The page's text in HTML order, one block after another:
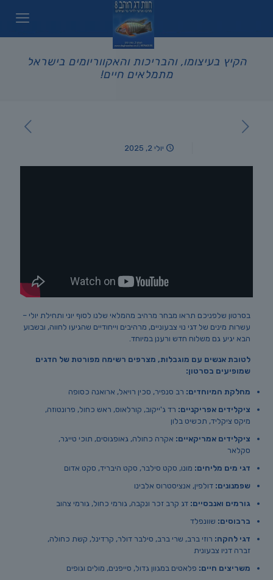
הקיץ בעיצומו, והבריכות והאקווריומים בישראל
מתמלאים חיים!
יולי 2, 2025
בסרטון שלפניכם תראו מבחר מרהיב מהמלאי שלנו לסוף יוני ותחילת יולי –
עשרות מינים של דגי נוי צבעוניים, מרהיבים וייחודיים שהגיעו לחווה, ובשבוע
הבא יגיע גם משלוח חדש ורענן במיוחד.
לטובת אנשים עם מוגבלות, מצרפים רשימה מפורטת של הדגים
שמופיעים בסרטון:
מחלקת המיוחדים: רב סנפיר, סכין רויאל, ארואנה כסופה
ציקלידים אפריקניים: רד ג'ייקוב, קורלאוס, ראש כחול, פרונטוזה,
מיקס ציקליד, תכשיט בלון
ציקלידים אמריקאיים: אקרה כחולה, גאופגוסים, תוכי טייגר,
סקלאר
דגי מים מליחים: מונו, סקט סילבר, סקט היבריד, סקט אדום
שפמנונים: דולפין, אנציסטרוס אלבינו
גורמים ואנבסיים: דג קרב זכר ונקבה, גורמי כחול, גורמי צהוב
ברבוסים: שוונפלד
דגי להקה: רוזי ברב, שרי ברב, סילבר דולר, קרדינל, קשת כחולה,
זברה דניו צבעונית
משריצים חיים: פלאטים במגוון גדול, סייפנים, מולים וגופים